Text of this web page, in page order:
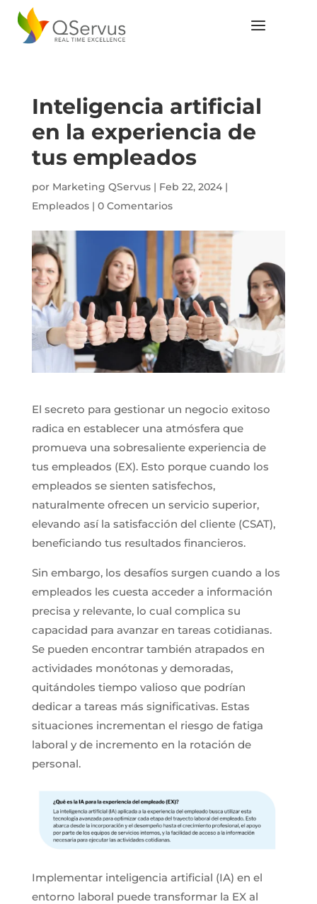
Inteligencia artificial
en la experiencia de
tus empleados
por Marketing QServus| Feb 22, 2024|
Empleados| 0 Comentarios
El secreto para gestionar un negocio exitoso
radica en establecer una atmósfera que
promueva una sobresaliente experiencia de
tus empleados (EX). Esto porque cuando los
empleados se sienten satisfechos,
naturalmente ofrecen un servicio superior,
elevando así la satisfacción del cliente (CSAT),
beneficiando tus resultados financieros.
Sin embargo, los desafíos surgen cuando a los
empleados les cuesta acceder a información
precisa y relevante, lo cual complica su
capacidad para avanzar en tareas cotidianas.
Se pueden encontrar también atrapados en
actividades monótonas y demoradas,
quitándoles tiempo valioso que podrían
dedicar a tareas más significativas. Estas
situaciones incrementan el riesgo de fatiga
laboral y de incremento en la rotación de
personal.
Implementar inteligencia artificial (IA) en el
entorno laboral puede transformar la EX al